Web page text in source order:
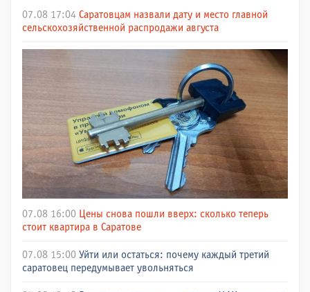
07.08 17:04 Саратовцам назвали дату и место главной
сельскохозяйственной распродажи августа
07.08 16:00 Цены снова пошли вверх: сколько теперь
стоит квартира в Саратове
07.08 15:00 Уйти или остаться: почему каждый третий
саратовец передумывает увольняться